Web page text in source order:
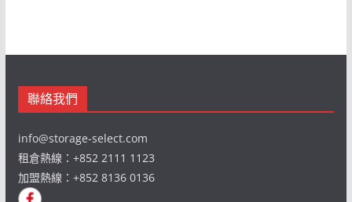
聯絡我們
info@storage-select.com
租倉熱線：+852 2111 1123
加盟熱線：+852 8136 0136